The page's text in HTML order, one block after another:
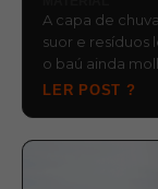
A capa de
suor e resíduos
o baú ainda
LER POST ?